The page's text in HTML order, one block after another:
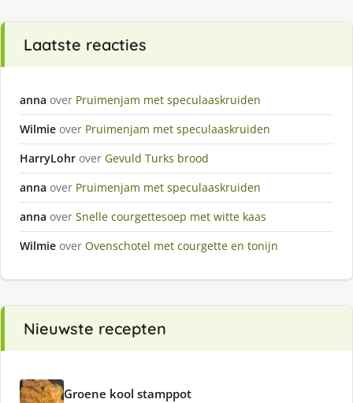
Laatste reacties
anna over Pruimenjam met speculaaskruiden
Wilmie over Pruimenjam met speculaaskruiden
HarryLohr over Gevuld Turks brood
anna over Pruimenjam met speculaaskruiden
anna over Snelle courgettesoep met witte kaas
Wilmie over Ovenschotel met courgette en tonijn
Nieuwste recepten
Groene kool stamppot